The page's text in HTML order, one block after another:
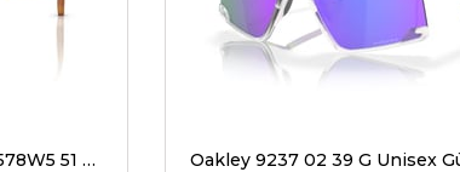
Oliver Peoples 5298SU 1578W5 51 G Unisex Güneş Gözlükleri